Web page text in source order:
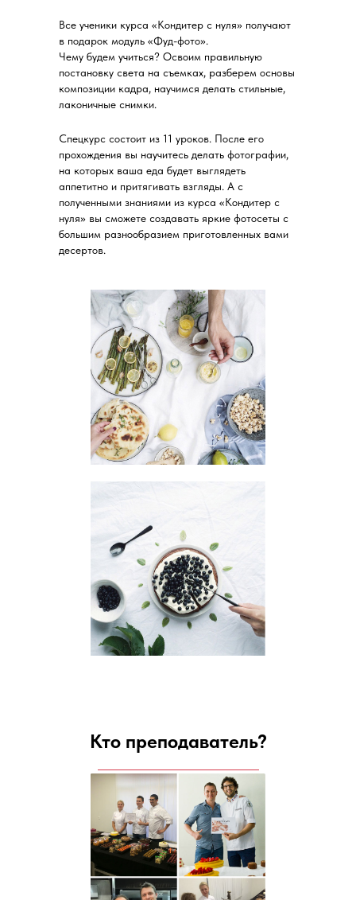
Все ученики курса «Кондитер с нуля» получают
в подарок модуль «Фуд-фото».
Чему будем учиться? Освоим правильную
постановку света на съемках, разберем основы
композиции кадра, научимся делать стильные,
лаконичные снимки.
Спецкурс состоит из 11 уроков. После его
прохождения вы научитесь делать фотографии,
на которых ваша еда будет выглядеть
аппетитно и притягивать взгляды. А с
полученными знаниями из курса «Кондитер с
нуля» вы сможете создавать яркие фотосеты с
большим разнообразием приготовленных вами
десертов.
Кто преподаватель?